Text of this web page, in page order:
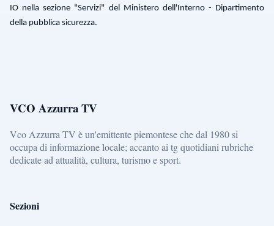
IO nella sezione "Servizi" del Ministero dell'Interno - Dipartimento
della pubblica sicurezza.
VCO Azzurra TV
Vco Azzurra TV è un'emittente piemontese che dal 1980 si
occupa di informazione locale; accanto ai tg quotidiani rubriche
dedicate ad attualità, cultura, turismo e sport.
Sezioni